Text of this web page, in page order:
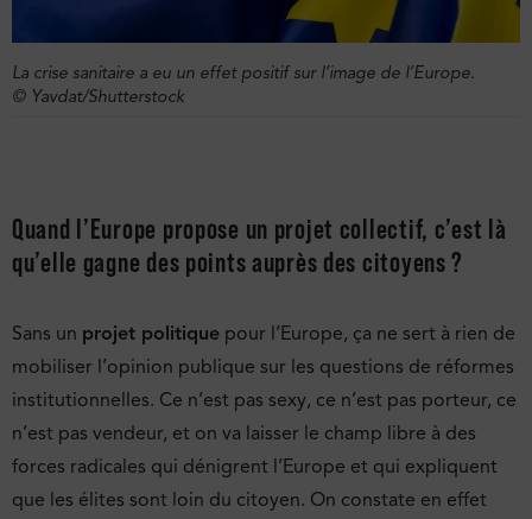
La crise sanitaire a eu un effet positif sur l’image de l’Europe.
© Yavdat/Shutterstock
Quand l’Europe propose un projet collectif, c’est là
qu’elle gagne des points auprès des citoyens ?
Sans un projet politique pour l’Europe, ça ne sert à rien de
mobiliser l’opinion publique sur les questions de réformes
institutionnelles. Ce n’est pas sexy, ce n’est pas porteur, ce
n’est pas vendeur, et on va laisser le champ libre à des
forces radicales qui dénigrent l’Europe et qui expliquent
que les élites sont loin du citoyen. On constate en effet